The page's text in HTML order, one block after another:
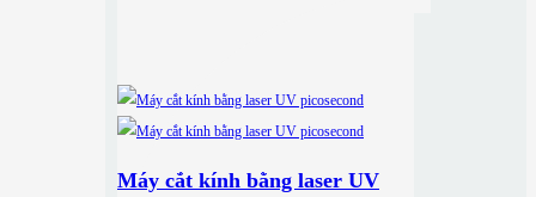
Máy cắt kính bằng laser UV